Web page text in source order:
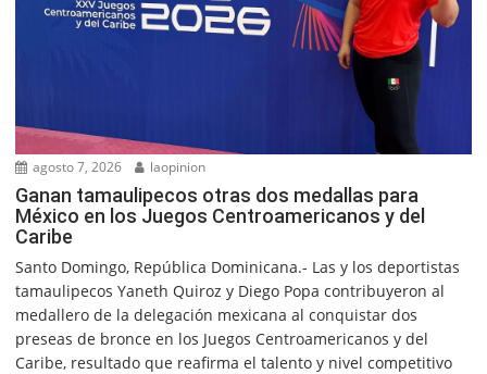
agosto 7, 2026 laopinion
Ganan tamaulipecos otras dos medallas para
México en los Juegos Centroamericanos y del
Caribe
Santo Domingo, República Dominicana.- Las y los deportistas
tamaulipecos Yaneth Quiroz y Diego Popa contribuyeron al
medallero de la delegación mexicana al conquistar dos
preseas de bronce en los Juegos Centroamericanos y del
Caribe, resultado que reafirma el talento y nivel competitivo